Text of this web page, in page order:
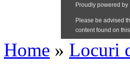
Home » Locuri